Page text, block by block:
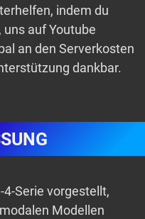
indem du
auf Youtube
an den Serverkosten
dankbar.
Serie vorgestellt,
Modellen